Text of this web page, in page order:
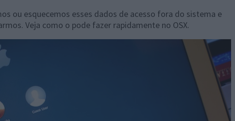
ou esquecemos esses dados de acesso fora do sistema e
Veja como o pode fazer rapidamente no OSX.